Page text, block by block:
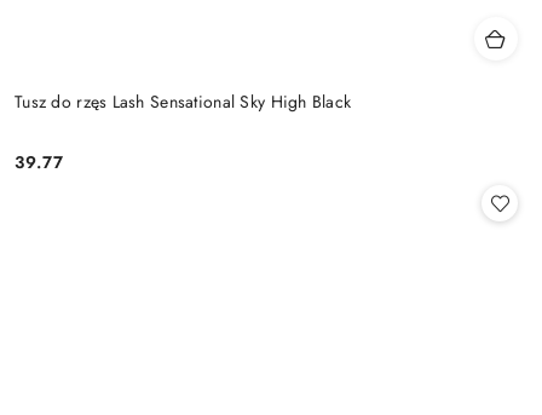
Tusz do rzęs Lash Sensational Sky High Black
Cena:
39.77